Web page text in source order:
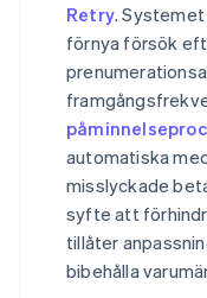
Retry.
förnya försök
automatiska
misslyckade
syfte att
tillåter
bibehålla